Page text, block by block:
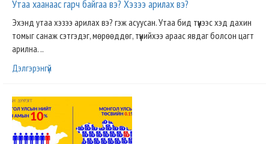
Утаа хаанаас гарч байгаа вэ? Хэзээ арилах вэ?
Эхэнд утаа хэзээ арилах вэ? гэж асуусан. Утаа бид түүнээс хэд дахин
томыг санаж сэтгэдэг, мөрөөддөг, түүнийхээ араас явдаг болсон цагт
арилна. ..
Дэлгэрэнгүй